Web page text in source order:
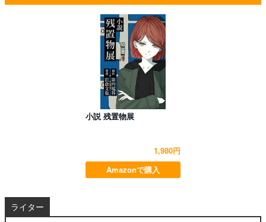
小説 残置物展
1,980円
Amazonで購入
ライター